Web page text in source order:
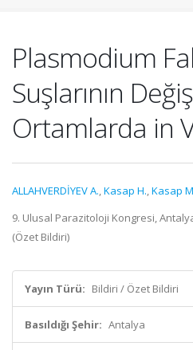
Plasmodium
Suşlarının
Ortamlarda in
ALLAHVERDİYEV A.,Kasap H.,Kasap
9. Ulusal Parazitoloji Kongresi,
(Özet Bildiri)
Yayın Türü: Bildiri / Özet Bildiri
Basıldığı Şehir: Antalya